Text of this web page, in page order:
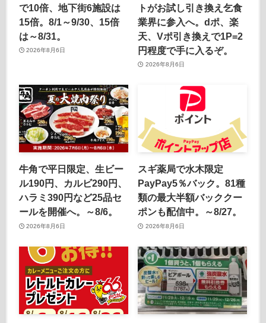
で10倍、地下街6施設は
15倍。8/1～9/30、15倍
は～8/31。
2026年8月6日
トがお試し引き換え乞食
業界に参入へ。dポ、楽
天、Vポ引き換えで1P=2
円程度で手に入るぞ。
2026年8月6日
牛角で平日限定、生ビー
ル190円、カルビ290円、
ハラミ390円など25品セ
ールを開催へ。～8/6。
2026年8月6日
スギ薬局で水木限定
PayPay5％バック。81種
類の最大半額バッククー
ポンも配信中。～8/27。
2026年8月6日